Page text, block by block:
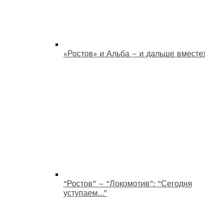
«Ростов» и Альба – и дальше вместе!
“Ростов” – “Локомотив”: “Сегодня
уступаем…”